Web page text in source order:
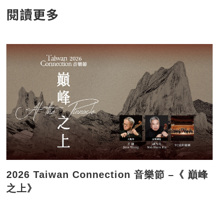
閱讀更多
2026 Taiwan Connection 音樂節 –《 巔峰
之上》